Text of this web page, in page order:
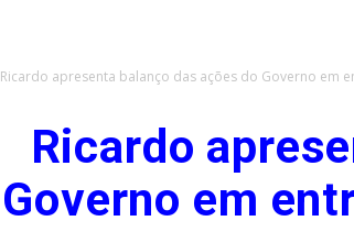
Ricardo apresenta balanço das ações do Governo em
Ricardo
Governo em